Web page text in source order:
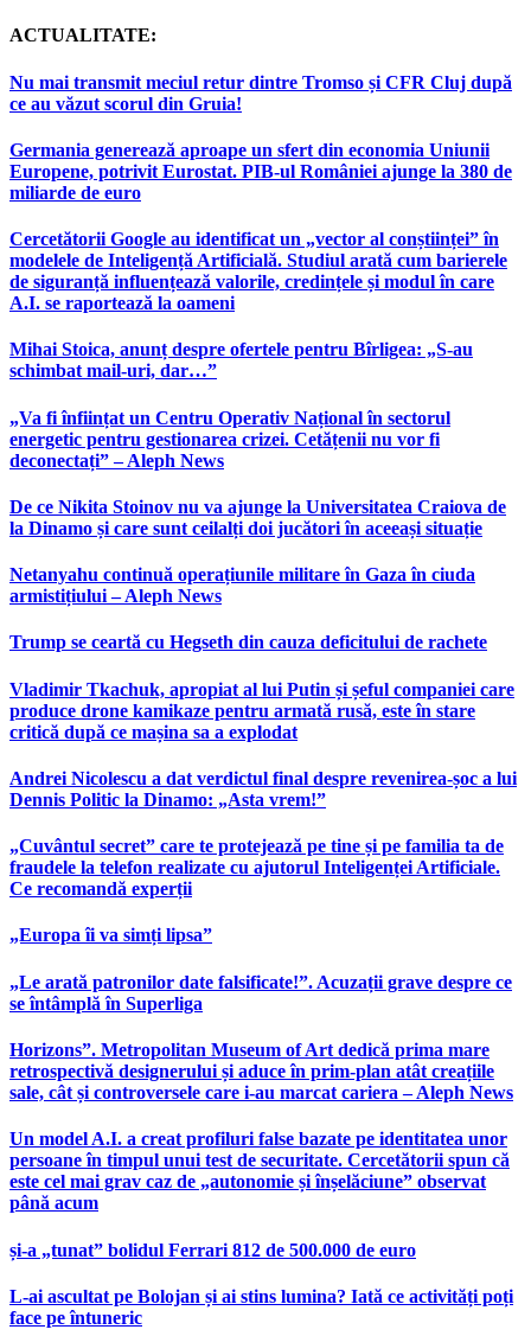
ACTUALITATE:
Nu mai transmit meciul retur dintre Tromso și CFR Cluj după
ce au văzut scorul din Gruia!
Germania generează aproape un sfert din economia Uniunii
Europene, potrivit Eurostat. PIB-ul României ajunge la 380 de
miliarde de euro
Cercetătorii Google au identificat un „vector al conștiinței” în
modelele de Inteligență Artificială. Studiul arată cum barierele
de siguranță influențează valorile, credințele și modul în care
A.I. se raportează la oameni
Mihai Stoica, anunț despre ofertele pentru Bîrligea: „S-au
schimbat mail-uri, dar…”
„Va fi înființat un Centru Operativ Național în sectorul
energetic pentru gestionarea crizei. Cetățenii nu vor fi
deconectați” – Aleph News
De ce Nikita Stoinov nu va ajunge la Universitatea Craiova de
la Dinamo și care sunt ceilalți doi jucători în aceeași situație
Netanyahu continuă operațiunile militare în Gaza în ciuda
armistițiului – Aleph News
Trump se ceartă cu Hegseth din cauza deficitului de rachete
Vladimir Tkachuk, apropiat al lui Putin și șeful companiei care
produce drone kamikaze pentru armată rusă, este în stare
critică după ce mașina sa a explodat
Andrei Nicolescu a dat verdictul final despre revenirea-șoc a lui
Dennis Politic la Dinamo: „Asta vrem!”
„Cuvântul secret” care te protejează pe tine și pe familia ta de
fraudele la telefon realizate cu ajutorul Inteligenței Artificiale.
Ce recomandă experții
„Europa îi va simți lipsa”
„Le arată patronilor date falsificate!”. Acuzații grave despre ce
se întâmplă în Superliga
Horizons”. Metropolitan Museum of Art dedică prima mare
retrospectivă designerului și aduce în prim-plan atât creațiile
sale, cât și controversele care i-au marcat cariera – Aleph News
Un model A.I. a creat profiluri false bazate pe identitatea unor
persoane în timpul unui test de securitate. Cercetătorii spun că
este cel mai grav caz de „autonomie și înșelăciune” observat
până acum
și-a „tunat” bolidul Ferrari 812 de 500.000 de euro
L-ai ascultat pe Bolojan și ai stins lumina? Iată ce activități poți
face pe întuneric